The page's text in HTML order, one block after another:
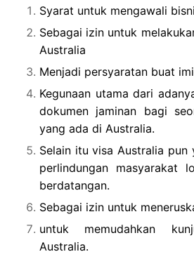
Syarat untuk mengawali
Sebagai izin untuk
Australia
Menjadi persyaratan buat
Kegunaan utama dari
dokumen jaminan bagi
yang ada di Australia.
Selain itu visa Australia
perlindungan masyarakat
berdatangan.
Sebagai izin untuk
untuk memudahkan
Australia.